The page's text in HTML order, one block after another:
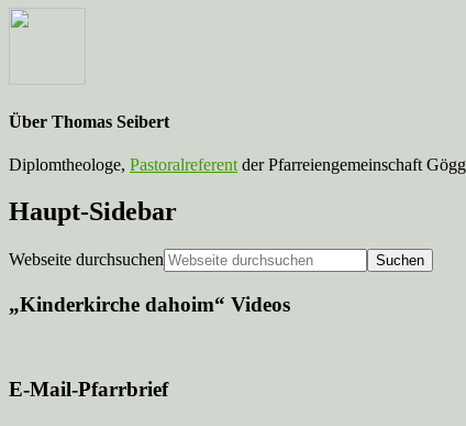
Über Thomas Seibert
Diplomtheologe, Pastoralreferent der Pfarreiengemeinschaft
Haupt-Sidebar
Webseite durchsuchen
„Kinderkirche dahoim“ Videos
E-Mail-Pfarrbrief